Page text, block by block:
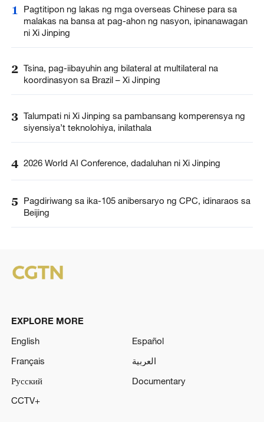
1
Pagtitipon ng lakas ng mga overseas Chinese para sa
malakas na bansa at pag-ahon ng nasyon, ipinanawagan
ni Xi Jinping
2 Tsina, pag-iibayuhin ang bilateral at multilateral na
koordinasyon sa Brazil – Xi Jinping
3 Talumpati ni Xi Jinping sa pambansang komperensya ng
siyensiya’t teknolohiya, inilathala
4 2026 World AI Conference, dadaluhan ni Xi Jinping
5
Pagdiriwang sa ika-105 anibersaryo ng CPC, idinaraos sa
Beijing
EXPLORE MORE
English
Español
Français
العربية
Русский
Documentary
CCTV+